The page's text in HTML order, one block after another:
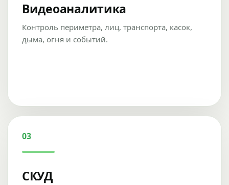
Видеоаналитика
Контроль периметра, лиц, транспорта, касок,
дыма, огня и событий.
03
СКУД